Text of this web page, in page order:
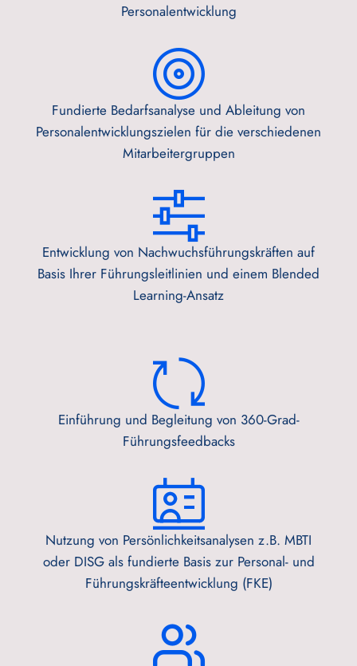
Personalentwicklung
Fundierte Bedarfsanalyse und Ableitung von
Personalentwicklungszielen für die verschiedenen
Mitarbeitergruppen
Entwicklung von Nachwuchsführungskräften auf
Basis Ihrer Führungsleitlinien und einem Blended
Learning-Ansatz
Einführung und Begleitung von 360-Grad-
Führungsfeedbacks
Nutzung von Persönlichkeitsanalysen z.B. MBTI
oder DISG als fundierte Basis zur Personal- und
Führungskräfteentwicklung (FKE)